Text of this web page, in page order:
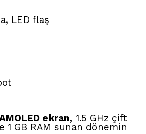
LED flaş
ekran, 1.5 GHz çift
GB RAM sunan dönemin